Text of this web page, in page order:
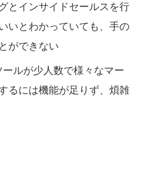
とインサイドセールスを行
いとわかっていても、手の
ができない
ルが少人数で様々なマー
るには機能が足りず、煩雑